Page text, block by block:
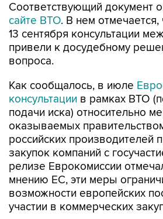
Соответствующий документ
сайте ВТО. В нем
13 сентября консультации
привели к досудебному
вопроса.
Как сообщалось, в июле
консультации в рамках ВТО
подачи иска) относительно
оказываемых
российских производителей
закупок компаний с
релизе Еврокомиссии
мнению ЕС, эти меры
возможности европейских
участии в коммерческих